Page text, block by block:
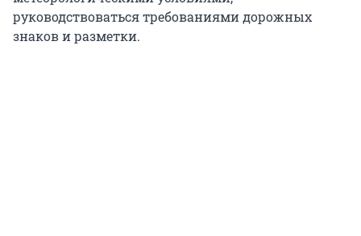
руководствоваться требованиями дорожных
знаков и разметки.